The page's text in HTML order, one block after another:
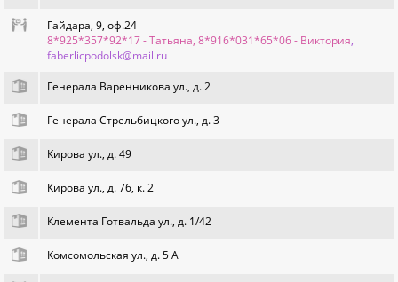
Гайдара, 9, оф.24
8*925*357*92*17 - Татьяна, 8*916*031*65*06 - Виктория,
faberlicpodolsk@mail.ru
Генерала Варенникова ул., д. 2
Генерала Стрельбицкого ул., д. 3
Кировa ул., д. 49
Кирова ул., д. 76, к. 2
Клемента Готвальда ул., д. 1/42
Комсомольская ул., д. 5 А